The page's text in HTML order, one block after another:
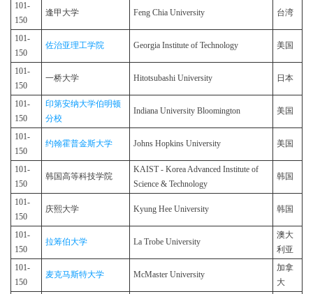
101-
150
逢甲大学 Feng Chia University 台湾
101-
150
佐治亚理工学院 Georgia Institute of Technology 美国
101-
150
一桥大学 Hitotsubashi University 日本
101-
150
印第安纳大学伯明顿
分校
Indiana University Bloomington 美国
101-
150
约翰霍普金斯大学 Johns Hopkins University 美国
101-
150
韩国高等科技学院
KAIST - Korea Advanced Institute of
Science & Technology
韩国
101-
150
庆熙大学 Kyung Hee University 韩国
101-
150
拉筹伯大学 La Trobe University
澳大
利亚
101-
150
麦克马斯特大学 McMaster University
加拿
大